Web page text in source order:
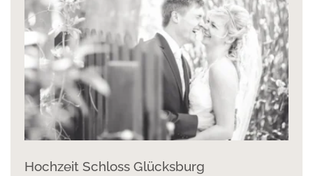
Hochzeit Schloss Glücksburg